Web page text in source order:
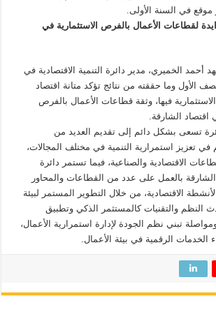
موقع في السنة الأولى.
لقطاعات الأعمال بالفرص الاستثمارية في
أحمد الخميري، مدير دائرة التنمية الاقتصادية في
الأول وما حققته من نتائج تؤكد متانة اقتصاد
الاستثمارية فيها، وثقة قطاعات الأعمال بالفرص
اقتصاد الشارقة.
تسعى بشكل دائم إلى تقديم العديد من
في تعزيز استمرارية التنمية في مختلف المجالات،
الاقتصادية والصناعية، فيما تستمر دائرة
الشارقة بالعمل على عدد من القطاعات والمحاور
الاقتصادية، من خلال التطوير المستمر لبيئة
النظم والتقنيات كالمستثمر الذكي وتطبيق
تبني نظم الجودة لإدارة استمرارية الأعمال،
الرقمية في بيئة الأعمال.